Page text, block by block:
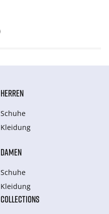
HERREN
Schuhe
Kleidung
DAMEN
Schuhe
Kleidung
COLLECTIONS